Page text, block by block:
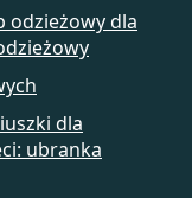
odzieżowy dla
dla
ubranka